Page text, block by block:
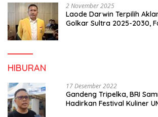
2 November 2025
Laode Darwin Terpilih
Golkar Sultra 2025-2030,
HIBURAN
17 Desember 2022
Gandeng Tripelka, BRI
Hadirkan Festival Kuliner